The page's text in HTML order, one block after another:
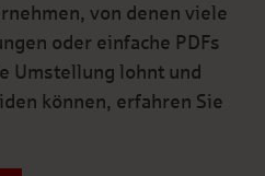
von denen viele
oder einfache PDFs
Umstellung lohnt und
können, erfahren Sie